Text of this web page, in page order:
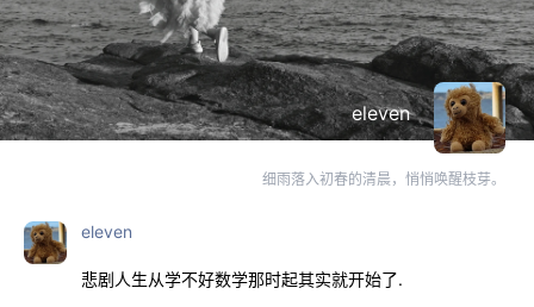
eleven
细雨落入初春的清晨，悄悄唤醒枝芽。
eleven
悲剧人生从学不好数学那时起其实就开始了.